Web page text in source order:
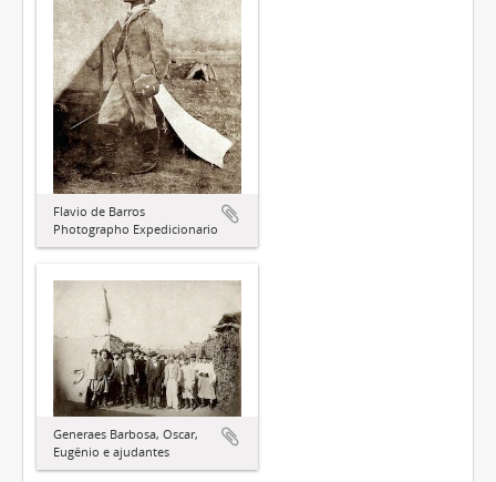
Flavio de Barros
Photographo Expedicionario
Generaes Barbosa, Oscar,
Eugênio e ajudantes